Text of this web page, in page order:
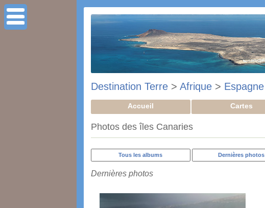
Destination Terre > Afrique > Espagne
Accueil Cartes
Photos des îles Canaries
Tous les albums Dernières photos
Dernières photos